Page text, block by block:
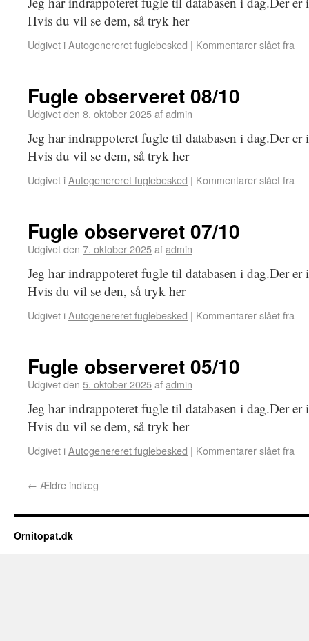
Hvis du vil se dem, så tryk her
Udgivet iAutogenereret fuglebesked | Kommentarer slået fra
Fugle observeret 08/10
Udgivet den 8. oktober 2025afadmin
Jeg har indrappoteret fugle til databasen i dag.Der
Hvis du vil se dem, så tryk her
Udgivet iAutogenereret fuglebesked | Kommentarer slået fra
Fugle observeret 07/10
Udgivet den 7. oktober 2025afadmin
Jeg har indrappoteret fugle til databasen i dag.Der
Hvis du vil se den, så tryk her
Udgivet iAutogenereret fuglebesked | Kommentarer slået fra
Fugle observeret 05/10
Udgivet den 5. oktober 2025afadmin
Jeg har indrappoteret fugle til databasen i dag.Der
Hvis du vil se dem, så tryk her
Udgivet iAutogenereret fuglebesked | Kommentarer slået fra
← Ældre indlæg
Ornitopat.dk